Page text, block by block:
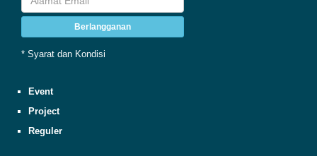
Berlangganan
* Syarat dan Kondisi
Event
Project
Reguler